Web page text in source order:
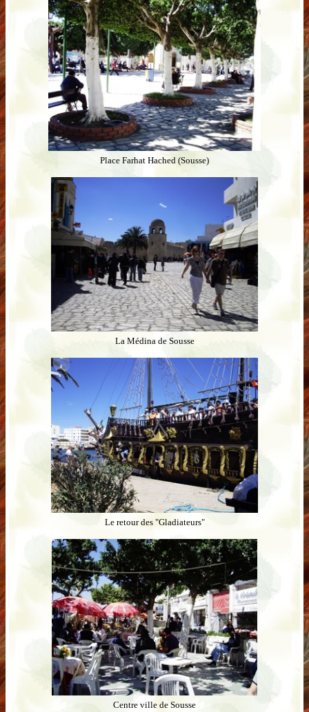
Place Farhat Hached (Sousse)
La Médina de Sousse
Le retour des "Gladiateurs"
Centre ville de Sousse